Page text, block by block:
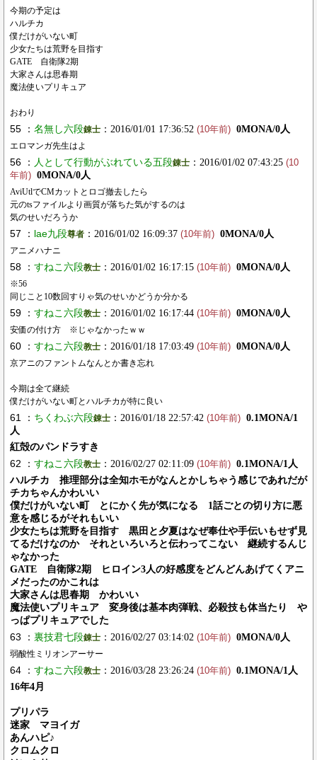
今期の予定は
ハルチカ
僕だけがいない町
少女たちは荒野を目指す
GATE 自衛隊2期
大家さんは思春期
魔法使いプリキュア
おわり
55 ： 名無し六段錬士 ：2016/01/01 17:36:52 (10年前) 0MONA/0人
エロマンガ先生はよ
56 ： 人として行動がぶれている五段錬士 ：2016/01/02 07:43:25 (10
年前) 0MONA/0人
AviUtlでCMカットとロゴ撤去したら
元のtsファイルより画質が落ちた気がするのは
気のせいだろうか
57 ： lae九段尊者 ：2016/01/02 16:09:37 (10年前) 0MONA/0人
アニメハナニ
58 ： すねこ六段教士 ：2016/01/02 16:17:15 (10年前) 0MONA/0人
※56
同じこと10数回すりゃ気のせいかどうか分かる
59 ： すねこ六段教士 ：2016/01/02 16:17:44 (10年前) 0MONA/0人
安価の付け方 ※じゃなかったｗｗ
60 ： すねこ六段教士 ：2016/01/18 17:03:49 (10年前) 0MONA/0人
京アニのファントムなんとか書き忘れ
今期は全て継続
僕だけがいない町とハルチカが特に良い
61 ： ちくわぶ六段錬士 ：2016/01/18 22:57:42 (10年前) 0.1MONA/1
人
紅殻のパンドラすき
62 ： すねこ六段教士 ：2016/02/27 02:11:09 (10年前) 0.1MONA/1人
ハルチカ 推理部分は全知ホモがなんとかしちゃう感じであれだが
チカちゃんかわいい
僕だけがいない町 とにかく先が気になる 1話ごとの切り方に悪
意を感じるがそれもいい
少女たちは荒野を目指す 黒田と夕夏はなぜ奉仕や手伝いもせず見
てるだけなのか それといろいろと伝わってこない 継続するんじ
ゃなかった
GATE 自衛隊2期 ヒロイン3人の好感度をどんどんあげてくアニ
メだったのかこれは
大家さんは思春期 かわいい
魔法使いプリキュア 変身後は基本肉弾戦、必殺技も体当たり や
っぱプリキュアでした
63 ： 裏技君七段錬士 ：2016/02/27 03:14:02 (10年前) 0MONA/0人
弱酸性ミリオンアーサー
64 ： すねこ六段教士 ：2016/03/28 23:26:24 (10年前) 0.1MONA/1人
16年4月
プリパラ
迷家 マヨイガ
あんハピ♪
クロムクロ